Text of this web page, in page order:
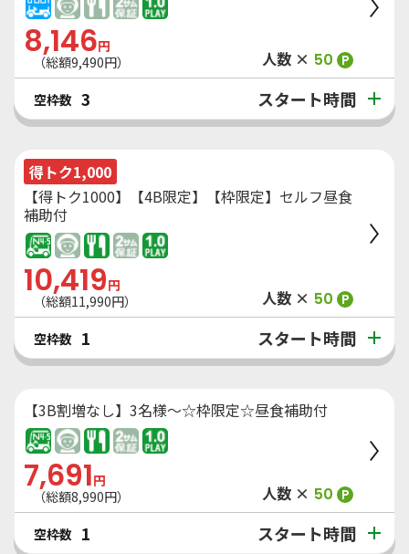
8,146円
（総額9,490円） 人数 × 50 P
空枠数 3 スタート時間
得トク1,000
【得トク1000】【4B限定】【枠限定】セルフ昼食
補助付
10,419円
（総額11,990円） 人数 × 50 P
空枠数 1 スタート時間
【3B割増なし】3名様～☆枠限定☆昼食補助付
7,691円
（総額8,990円） 人数 × 50 P
空枠数 1 スタート時間